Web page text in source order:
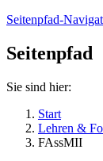
Seitenpfad-
Seitenpfad
Sie sind hier:
Start
Lehren &
FAssMII